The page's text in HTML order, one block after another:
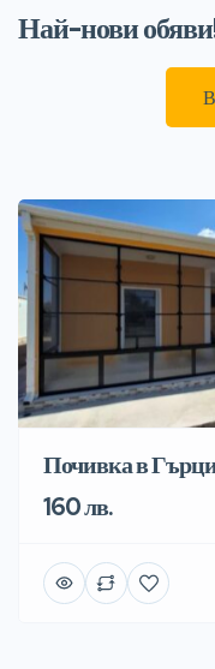
Най-нови
Почивка в
160 лв.